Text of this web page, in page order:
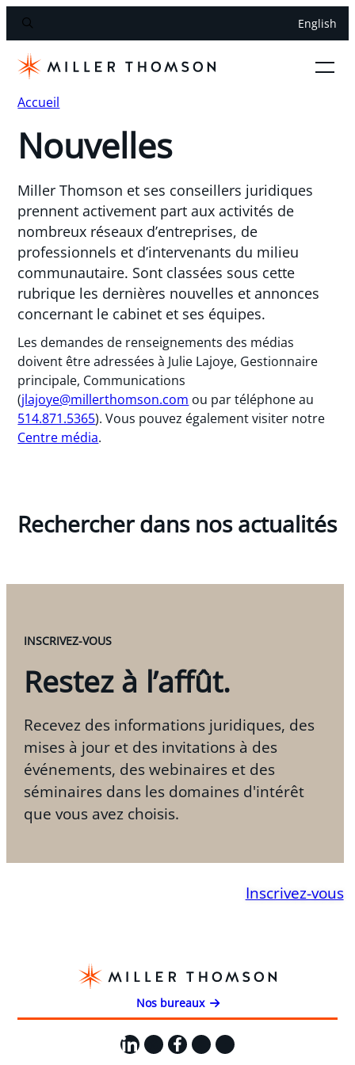
English
Accueil
Nouvelles
Miller Thomson et ses conseillers juridiques
prennent activement part aux activités de
nombreux réseaux d’entreprises, de
professionnels et d’intervenants du milieu
communautaire. Sont classées sous cette
rubrique les dernières nouvelles et annonces
concernant le cabinet et ses équipes.
Les demandes de renseignements des médias
doivent être adressées à Julie Lajoye, Gestionnaire
principale, Communications
(jlajoye@millerthomson.com ou par téléphone au
514.871.5365). Vous pouvez également visiter notre
Centre média.
Rechercher dans nos actualités
INSCRIVEZ-VOUS
Restez à l’affût.
Recevez des informations juridiques, des
mises à jour et des invitations à des
événements, des webinaires et des
séminaires dans les domaines d'intérêt
que vous avez choisis.
Inscrivez-vous
Nos bureaux
LinkedIn
X Facebook
Instagram
YouTube